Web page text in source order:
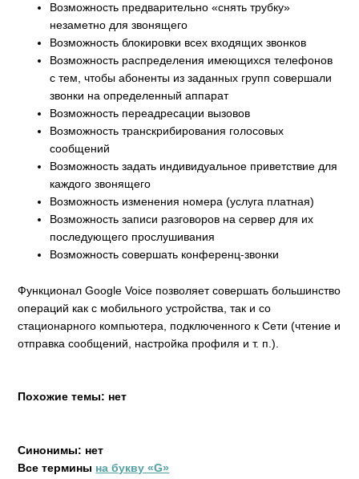
Возможность предварительно «снять трубку»
незаметно для звонящего
Возможность блокировки всех входящих звонков
Возможность распределения имеющихся телефонов
с тем, чтобы абоненты из заданных групп совершали
звонки на определенный аппарат
Возможность переадресации вызовов
Возможность транскрибирования голосовых
сообщений
Возможность задать индивидуальное приветствие для
каждого звонящего
Возможность изменения номера (услуга платная)
Возможность записи разговоров на сервер для их
последующего прослушивания
Возможность совершать конференц-звонки
Функционал Google Voice позволяет совершать большинство
операций как с мобильного устройства, так и со
стационарного компьютера, подключенного к Сети (чтение и
отправка сообщений, настройка профиля и т. п.).
Похожие темы: нет
Синонимы: нет
Все термины на букву «G»